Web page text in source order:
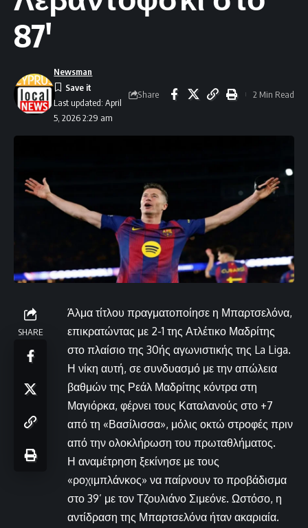
87′
Last updated: April
5, 2026 2:29 am
Newsman
Share 2 Min Read
SHARE
Άλμα τίτλου πραγματοποίησε η Μπαρτσελόνα,
επικρατώντας με 2-1 της Ατλέτικο Μαδρίτης
στο πλαίσιο της 30ής αγωνιστικής της La Liga.
Η νίκη αυτή, σε συνδυασμό με την απώλεια
βαθμών της Ρεάλ Μαδρίτης κόντρα στη
Μαγιόρκα, φέρνει τους Καταλανούς στο +7
από τη «Βασίλισσα», μόλις οκτώ στροφές πριν
από την ολοκλήρωση του πρωταθλήματος.
Η αναμέτρηση ξεκίνησε με τους
«ροχιμπλάνκος» να παίρνουν το προβάδισμα
στο 39’ με τον Τζουλιάνο Σιμεόνε. Ωστόσο, η
αντίδραση της Μπαρτσελόνα ήταν ακαριαία.